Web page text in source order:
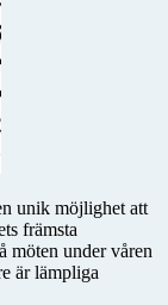
unik möjlighet att
främsta
möten under våren
är lämpliga